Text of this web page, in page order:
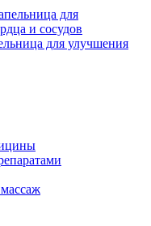
для
и сосудов
для улучшения